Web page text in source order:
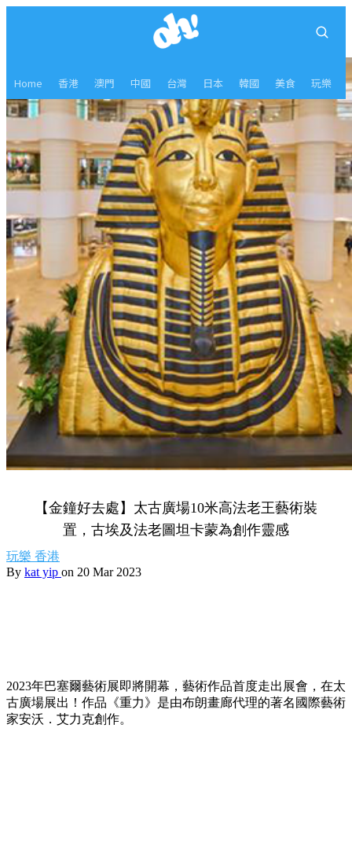
Home 香港 澳門 中國 台灣 日本 韓國 美食 玩樂
【金鐘好去處】太古廣場10米高法老王藝術裝
置，古埃及法老圖坦卡蒙為創作靈感
玩樂 香港
By kat yip on 20 Mar 2023
2023年巴塞爾藝術展即將開幕，藝術作品首度走出展會，在太
古廣場展出！作品《重力》是由布朗畫廊代理的著名國際藝術
家安沃．艾力克創作。